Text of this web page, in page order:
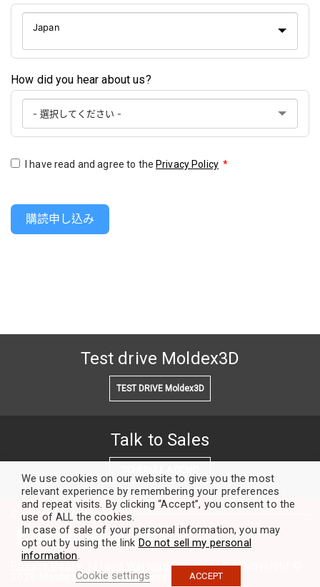
Japan
How did you hear about us?
I have read and agree to thePrivacy Policy *
購読申し込み
Test drive Moldex3D
TEST DRIVE Moldex3D
Talk to Sales
Our Community
Fraud Warning Statement| Copyright ©
2026 Moldex3D. All rights reserved.
We use cookies on our website to give you the most
relevant experience by remembering your preferences
and repeat visits. By clicking “Accept”, you consent to the
use of ALL the cookies.
In case of sale of your personal information, you may
opt out by using the link Do not sell my personal
information.
Cookie settings
ACCEPT